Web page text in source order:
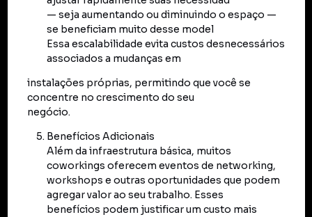
— seja aumentando ou diminuindo o espaço —
se beneficiam muito desse model
Essa escalabilidade evita custos desnecessários
associados a mudanças em
instalações próprias, permitindo que você se
concentre no crescimento do seu
negócio.
Benefícios Adicionais
Além da infraestrutura básica, muitos
coworkings oferecem eventos de networking,
workshops e outras oportunidades que podem
agregar valor ao seu trabalho. Esses
benefícios podem justificar um custo mais